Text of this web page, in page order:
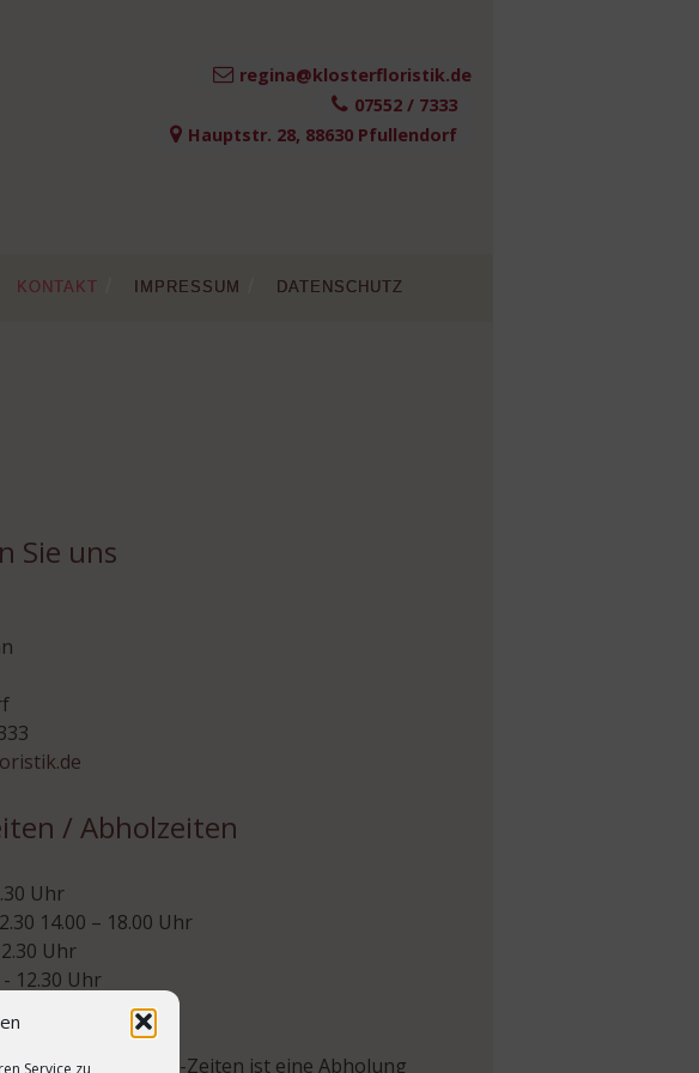
Service zu
regina@klosterfloristik.de
07552 / 7333
Hauptstr. 28, 88630 Pfullendorf
kontakt impressum datenschutz
Sie uns
/ Abholzeiten
Uhr
14.00 – 18.00 Uhr
Uhr
12.30 Uhr
14.00 -18.00 Uhr
Öffnungs-Zeiten ist eine Abholung